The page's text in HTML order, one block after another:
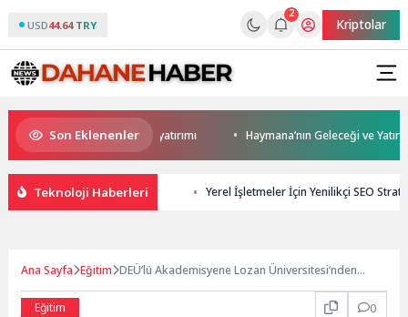
USD44.64 TRY
2
Kriptolar
Son Eklenenler
modern ulaşım yatırımı Haymana’nın Geleceği ve Yatırım
Teknoloji Haberleri Yerel İşletmeler İçin Yenilikçi SEO
Ana Sayfa Eğitim DEÜ’lü Akademisyene Lozan Üniversitesi’nden
Eğitim
0